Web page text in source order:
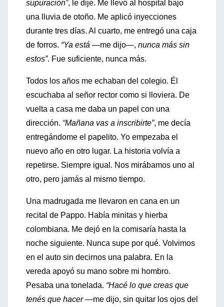
supuración”, le dije. Me llevó al hospital bajo
una lluvia de otoño. Me aplicó inyecciones
durante tres días. Al cuarto, me entregó una caja
de forros. “Ya está —me dijo—, nunca más sin
estos”. Fue suficiente, nunca más.
Todos los años me echaban del colegio. Él
escuchaba al señor rector como si lloviera. De
vuelta a casa me daba un papel con una
dirección. “Mañana vas a inscribirte”, me decía
entregándome el papelito. Yo empezaba el
nuevo año en otro lugar. La historia volvía a
repetirse. Siempre igual. Nos mirábamos uno al
otro, pero jamás al mismo tiempo.
Una madrugada me llevaron en cana en un
recital de Pappo. Había minitas y hierba
colombiana. Me dejó en la comisaría hasta la
noche siguiente. Nunca supe por qué. Volvimos
en el auto sin decirnos una palabra. En la
vereda apoyó su mano sobre mi hombro.
Pesaba una tonelada. “Hacé lo que creas que
tenés que hacer —me dijo, sin quitar los ojos del